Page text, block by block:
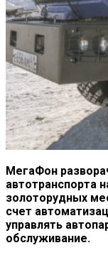
МегаФон
автотранспорта
золоторудных
счет
управлять
обслуживание.